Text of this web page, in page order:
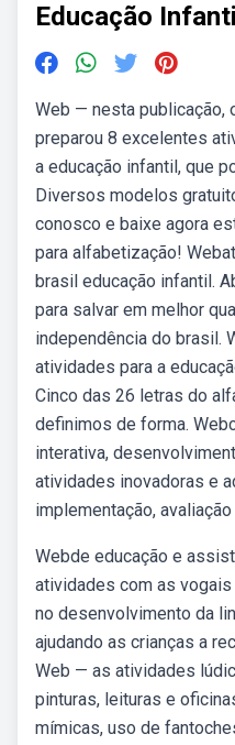
Educação Infantil
Web — nesta publicação,
preparou 8 excelentes
a educação infantil, que
Diversos modelos
conosco e baixe agora
para alfabetização!
brasil educação infantil.
para salvar em melhor
independência do brasil.
atividades para a
Cinco das 26 letras do
definimos de forma.
interativa,
atividades inovadoras e
implementação, avaliação
Webde educação e
atividades com as
no desenvolvimento da
ajudando as crianças a
Web — as atividades
pinturas, leituras e
mímicas, uso de